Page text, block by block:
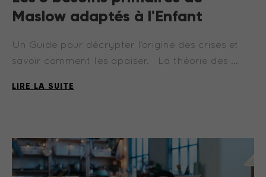
Maslow adaptés à l'Enfant
Un Guide pour décrypter l’origine des crises et
savoir comment les apaiser. La théorie des …
LIRE LA SUITE